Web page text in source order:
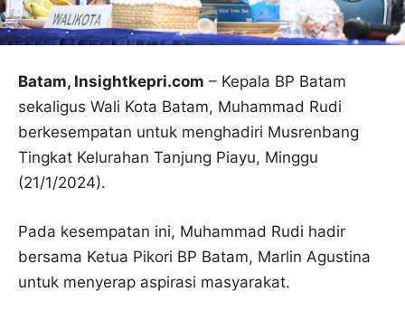
Batam, Insightkepri.com – Kepala BP Batam
sekaligus Wali Kota Batam, Muhammad Rudi
berkesempatan untuk menghadiri Musrenbang
Tingkat Kelurahan Tanjung Piayu, Minggu
(21/1/2024).
Pada kesempatan ini, Muhammad Rudi hadir
bersama Ketua Pikori BP Batam, Marlin Agustina
untuk menyerap aspirasi masyarakat.